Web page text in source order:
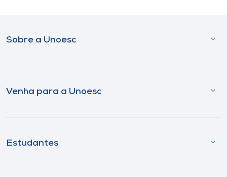
Sobre a Unoesc
Venha para a Unoesc
Estudantes